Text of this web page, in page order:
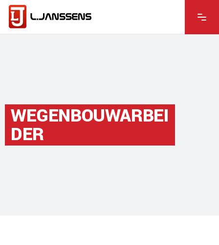
WEGENBOUWARBEI
DER